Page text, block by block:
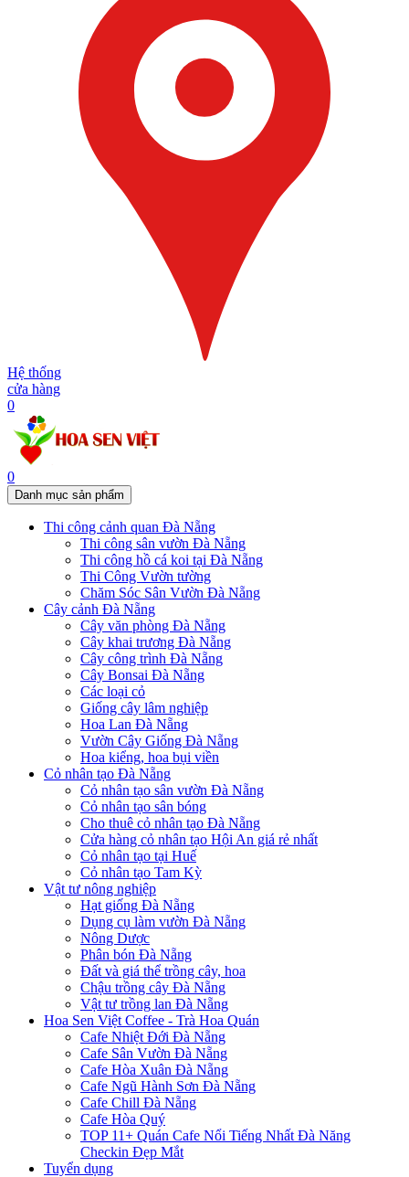
Hệ thống
cửa hàng
0
0
Danh mục sản phẩm
Thi công cảnh quan Đà Nẵng
Thi công sân vườn Đà Nẵng
Thi công hồ cá koi tại Đà Nẵng
Thi Công Vườn tường
Chăm Sóc Sân Vườn Đà Nẵng
Cây cảnh Đà Nẵng
Cây văn phòng Đà Nẵng
Cây khai trương Đà Nẵng
Cây công trình Đà Nẵng
Cây Bonsai Đà Nẵng
Các loại cỏ
Giống cây lâm nghiệp
Hoa Lan Đà Nẵng
Vườn Cây Giống Đà Nẵng
Hoa kiểng, hoa bụi viền
Cỏ nhân tạo Đà Nẵng
Cỏ nhân tạo sân vườn Đà Nẵng
Cỏ nhân tạo sân bóng
Cho thuê cỏ nhân tạo Đà Nẵng
Cửa hàng cỏ nhân tạo Hội An giá rẻ nhất
Cỏ nhân tạo tại Huế
Cỏ nhân tạo Tam Kỳ
Vật tư nông nghiệp
Hạt giống Đà Nẵng
Dụng cụ làm vườn Đà Nẵng
Nông Dược
Phân bón Đà Nẵng
Đất và giá thể trồng cây, hoa
Chậu trồng cây Đà Nẵng
Vật tư trồng lan Đà Nẵng
Hoa Sen Việt Coffee - Trà Hoa Quán
Cafe Nhiệt Đới Đà Nẵng
Cafe Sân Vườn Đà Nẵng
Cafe Hòa Xuân Đà Nẵng
Cafe Ngũ Hành Sơn Đà Nẵng
Cafe Chill Đà Nẵng
Cafe Hòa Quý
TOP 11+ Quán Cafe Nổi Tiếng Nhất Đà Năng
Checkin Đẹp Mắt
Tuyển dụng